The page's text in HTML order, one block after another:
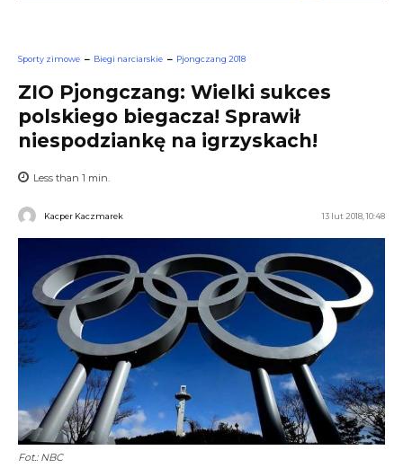
Sporty zimowe Biegi narciarskie Pjongczang 2018
ZIO Pjongczang: Wielki sukces
polskiego biegacza! Sprawił
niespodziankę na igrzyskach!
Less than 1 min.
Kacper Kaczmarek 13 lut 2018, 10:48
Fot.: NBC